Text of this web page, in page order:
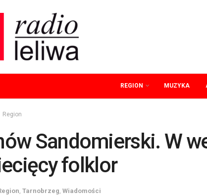
REGION MUZYKA
Region
Sandomierski. W
folklor
Tarnobrzeg Wiadomości